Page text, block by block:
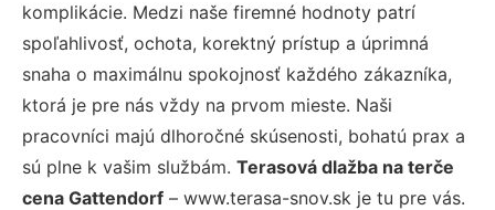
komplikácie. Medzi naše firemné hodnoty patrí
spoľahlivosť, ochota, korektný prístup a úprimná
snaha o maximálnu spokojnosť každého zákazníka,
ktorá je pre nás vždy na prvom mieste. Naši
pracovníci majú dlhoročné skúsenosti, bohatú prax a
sú plne k vašim službám. Terasová dlažba na terče
cena Gattendorf – www.terasa-snov.sk je tu pre vás.